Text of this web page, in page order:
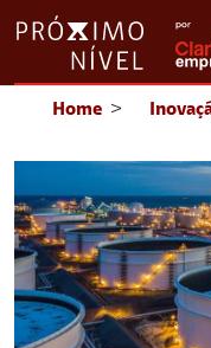
Home >